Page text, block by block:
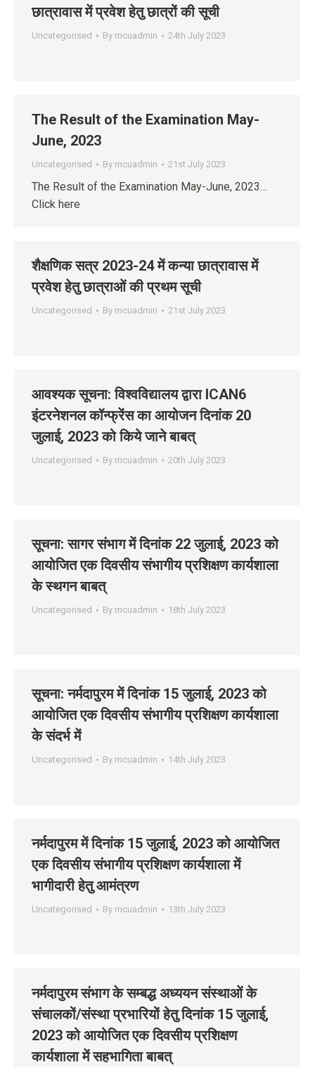
छात्रावास में प्रवेश हेतु छात्रों की सूची
Uncategorised By mcuadmin 24th July 2023
The Result of the Examination May-
June, 2023
Uncategorised By mcuadmin 21st July 2023
The Result of the Examination May-June, 2023…
Click here
शैक्षणिक सत्र 2023-24 में कन्‍या छात्रावास में
प्रवेश हेतु छात्राओं की प्रथम सूची
Uncategorised By mcuadmin 21st July 2023
आवश्‍यक सूचना: विश्‍वविद्यालय द्वारा ICAN6
इंटरनेशनल कॉन्‍फ्रेंस का आयोजन दिनांक 20
जुलाई, 2023 को किये जाने बाबत्
Uncategorised By mcuadmin 20th July 2023
सूचना: सागर संभाग में दिनांक 22 जुलाई, 2023 को
आयोजित एक दिवसीय संभागीय प्रशिक्षण कार्यशाला
के स्‍थगन बाबत्
Uncategorised By mcuadmin 18th July 2023
सूचना: नर्मदापुरम में दिनांक 15 जुलाई, 2023 को
आयोजित एक दिवसीय संभागीय प्रशिक्षण कार्यशाला
के संदर्भ में
Uncategorised By mcuadmin 14th July 2023
नर्मदापुरम में दिनांक 15 जुलाई, 2023 को आयोजित
एक दिवसीय संभागीय प्रशिक्षण कार्यशाला में
भागीदारी हेतु आमंत्रण
Uncategorised By mcuadmin 13th July 2023
नर्मदापुरम संभाग के सम्‍बद्ध अध्‍ययन संस्‍थाओं के
संचालकों/संस्‍था प्रभारियों हेतु दिनांक 15 जुलाई,
2023 को आयोजित एक दिवसीय प्रशिक्षण
कार्यशाला में सहभागिता बाबत्